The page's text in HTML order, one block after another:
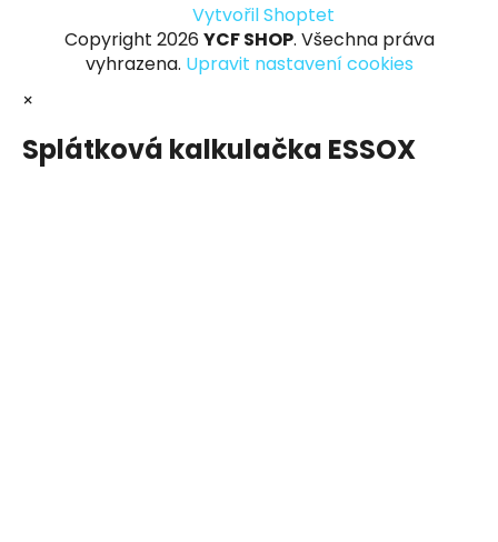
Vytvořil Shoptet
Copyright 2026 YCF SHOP. Všechna práva
vyhrazena. Upravit nastavení cookies
×
Splátková kalkulačka ESSOX